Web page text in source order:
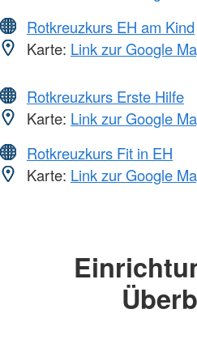
Rotkreuzkurs EH am Kind
Karte: Link zur Google
Rotkreuzkurs Erste Hilfe
Karte: Link zur Google
Rotkreuzkurs Fit in EH
Karte: Link zur Google